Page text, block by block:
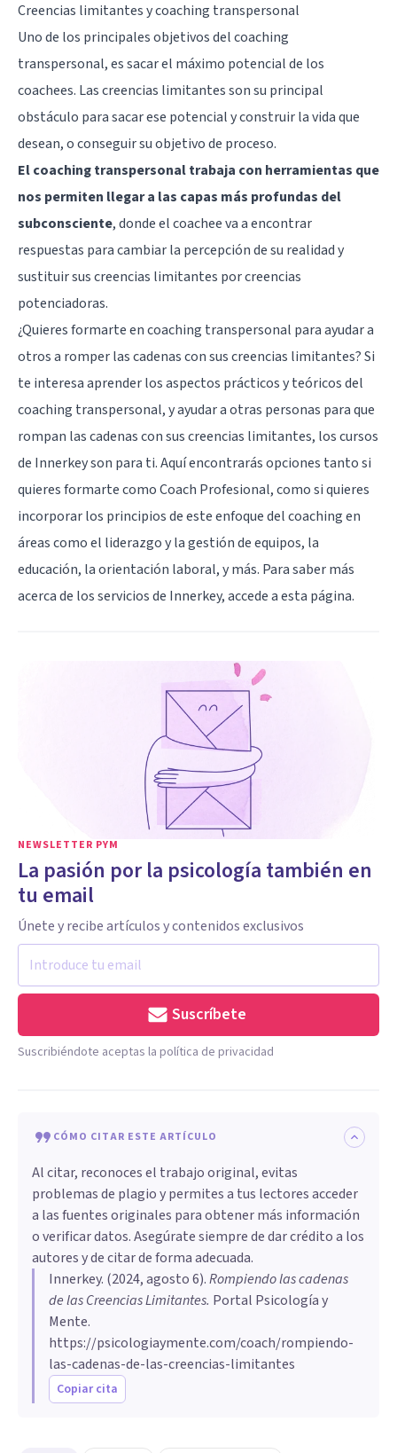
Creencias limitantes y coaching transpersonal
Uno de los principales objetivos del coaching
transpersonal, es sacar el máximo potencial de los
coachees. Las creencias limitantes son su principal
obstáculo para sacar ese potencial y construir la vida que
desean, o conseguir su objetivo de proceso.
El coaching transpersonal trabaja con herramientas que
nos permiten llegar a las capas más profundas del
subconsciente, donde el coachee va a encontrar
respuestas para cambiar la percepción de su realidad y
sustituir sus creencias limitantes por creencias
potenciadoras.
¿Quieres formarte en coaching transpersonal para ayudar a
otros a romper las cadenas con sus creencias limitantes? Si
te interesa aprender los aspectos prácticos y teóricos del
coaching transpersonal, y ayudar a otras personas para que
rompan las cadenas con sus creencias limitantes, los cursos
de Innerkey son para ti. Aquí encontrarás opciones tanto si
quieres formarte como Coach Profesional, como si quieres
incorporar los principios de este enfoque del coaching en
áreas como el liderazgo y la gestión de equipos, la
educación, la orientación laboral, y más. Para saber más
acerca de los servicios de Innerkey, accede aesta página.
NEWSLETTER PYM
La pasión por la psicología también en
tu email
Únete y recibe artículos y contenidos exclusivos
Suscríbete
Suscribiéndote aceptas la política de privacidad
CÓMO CITAR ESTE ARTÍCULO
Al citar, reconoces el trabajo original, evitas
problemas de plagio y permites a tus lectores acceder
a las fuentes originales para obtener más información
o verificar datos. Asegúrate siempre de dar crédito a los
autores y de citar de forma adecuada.
Innerkey. (2024, agosto 6).Rompiendo las cadenas
de las Creencias Limitantes. Portal Psicología y
Mente.
https://psicologiaymente.com/coach/rompiendo-
las-cadenas-de-las-creencias-limitantes
Copiar cita